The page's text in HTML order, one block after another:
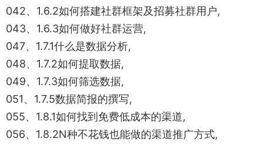
042、1.6.2如何搭建社群框架及招募社群用户,
043、1.6.3如何做好社群运营,
047、1.7.1什么是数据分析,
048、1.7.2如何提取数据,
049、1.7.3如何筛选数据,
051、1.7.5数据简报的撰写,
055、1.8.1如何找到免费低成本的渠道,
056、1.8.2N种不花钱也能做的渠道推广方式,